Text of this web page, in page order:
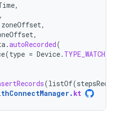
,
,
zoneOffset,
,
.autoRecorded(
(type = Device. TYPE_WATCH
(listOf(
. kt